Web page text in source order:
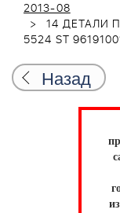
2013-08
14 ДЕТАЛИ
5524 ST
Назад